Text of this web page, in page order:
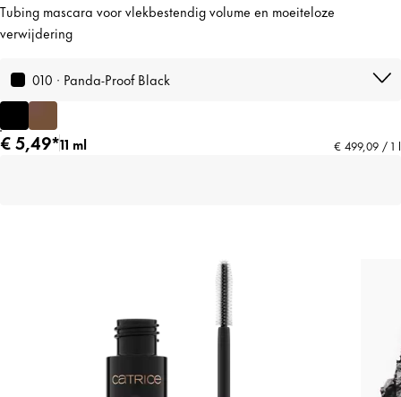
Tubing mascara voor vlekbestendig volume en moeiteloze
verwijdering
010 · Panda-Proof Black
€ 5,49*11 ml € 499,09 / 1 l